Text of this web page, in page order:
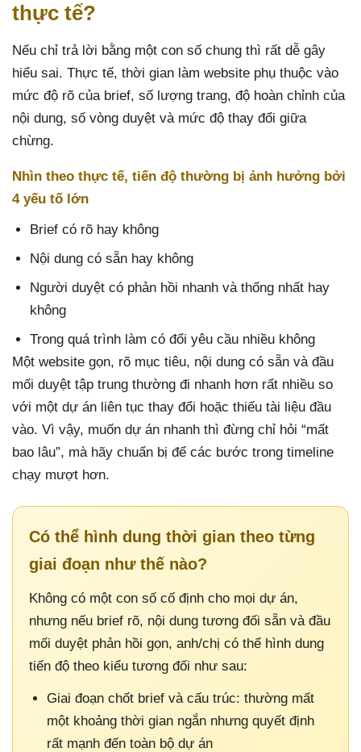
thực tế?
Nếu chỉ trả lời bằng một con số chung thì rất dễ gây
hiểu sai. Thực tế, thời gian làm website phụ thuộc vào
mức độ rõ của brief, số lượng trang, độ hoàn chỉnh của
nội dung, số vòng duyệt và mức độ thay đổi giữa
chừng.
Nhìn theo thực tế, tiến độ thường bị ảnh hưởng bởi
4 yếu tố lớn
Brief có rõ hay không
Nội dung có sẵn hay không
Người duyệt có phản hồi nhanh và thống nhất hay
không
Trong quá trình làm có đổi yêu cầu nhiều không
Một website gọn, rõ mục tiêu, nội dung có sẵn và đầu
mối duyệt tập trung thường đi nhanh hơn rất nhiều so
với một dự án liên tục thay đổi hoặc thiếu tài liệu đầu
vào. Vì vậy, muốn dự án nhanh thì đừng chỉ hỏi “mất
bao lâu”, mà hãy chuẩn bị để các bước trong timeline
chạy mượt hơn.
Có thể hình dung thời gian theo từng
giai đoạn như thế nào?
Không có một con số cố định cho mọi dự án,
nhưng nếu brief rõ, nội dung tương đối sẵn và đầu
mối duyệt phản hồi gọn, anh/chị có thể hình dung
tiến độ theo kiểu tương đối như sau:
Giai đoạn chốt brief và cấu trúc: thường mất
một khoảng thời gian ngắn nhưng quyết định
rất mạnh đến toàn bộ dự án